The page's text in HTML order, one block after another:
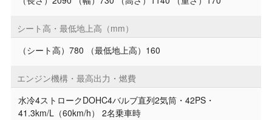
シート高・最低地上高（mm）
（シート高）780 （最低地上高）160
エンジン機構・最高出力・燃費
水冷4ストロークDOHC4バルブ直列2気筒・42PS・
41.3km/L（60km/h） 2名乗車時